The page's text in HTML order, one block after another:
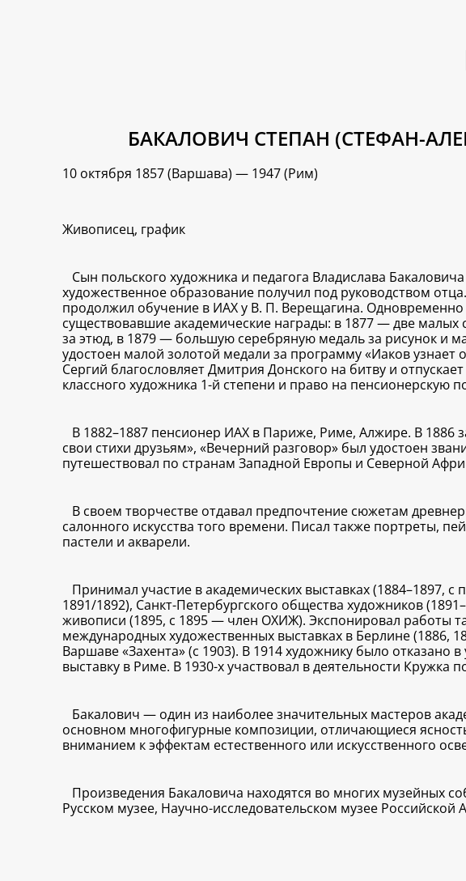
БАКАЛОВИЧ СТЕПАН (СТЕФАН-
10 октября 1857 (Варшава) — 1947 (Рим)
Живописец, график
Сын польского художника и педагога Владислава
художественное образование получил под руководством
продолжил обучение в ИАХ у В. П. Верещагина.
существовавшие академические награды: в 1877 — две
за этюд, в 1879 — большую серебряную медаль за рисунок и
удостоен малой золотой медали за программу «Иаков узнает
Сергий благословляет Дмитрия Донского на битву и
классного художника 1-й степени и право на пенсионерскую
В 1882–1887 пенсионер ИАХ в Париже, Риме, Алжире. В 1886
свои стихи друзьям», «Вечерний разговор» был удостоен
путешествовал по странам Западной Европы и Северной
В своем творчестве отдавал предпочтение сюжетам
салонного искусства того времени. Писал также портреты,
пастели и акварели.
Принимал участие в академических выставках (1884–1897,
1891/1892), Санкт-Петербургского общества художников
живописи (1895, с 1895 — член ОХИЖ). Экспонировал работы
международных художественных выставках в Берлине (1886,
Варшаве «Захента» (с 1903). В 1914 художнику было отказано
выставку в Риме. В 1930-х участвовал в деятельности
Бакалович — один из наиболее значительных мастеров
основном многофигурные композиции, отличающиеся
вниманием к эффектам естественного или искусственного
Произведения Бакаловича находятся во многих музейных
Русском музее, Научно-исследовательском музее Российской